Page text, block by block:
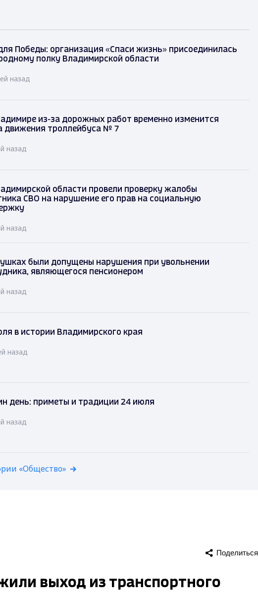
Победы: организация «Спаси жизнь» присоединилась
полку Владимирской области
назад
из-за дорожных работ временно изменится
движения троллейбуса № 7
назад
области провели проверку жалобы
СВО на нарушение его прав на социальную
назад
были допущены нарушения при увольнении
являющегося пенсионером
назад
в истории Владимирского края
назад
день: приметы и традиции 24 июля
назад
«Общество»
Поделиться
выход из транспортного